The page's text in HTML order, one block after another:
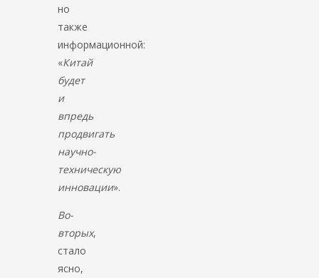
но
также
информационной:
«Китай
будет
и
впредь
продвигать
научно-
техническую
инновации».
Во-
вторых,
стало
ясно,